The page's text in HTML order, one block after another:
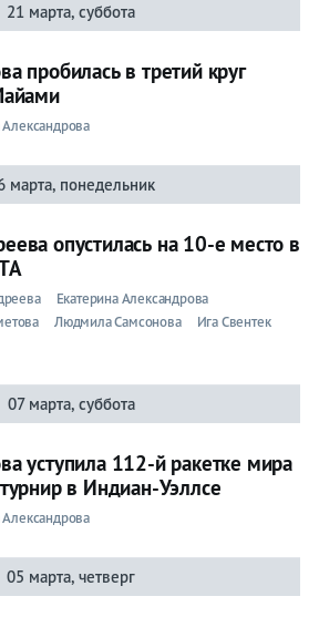
21 марта, суббота
пробилась в третий круг
Александрова
марта, понедельник
опустилась на 10-е место в
Екатерина Александрова
Людмила Самсонова
Ига Свентек
07 марта, суббота
уступила 112-й ракетке мира
в Индиан-Уэллсе
Александрова
05 марта, четверг